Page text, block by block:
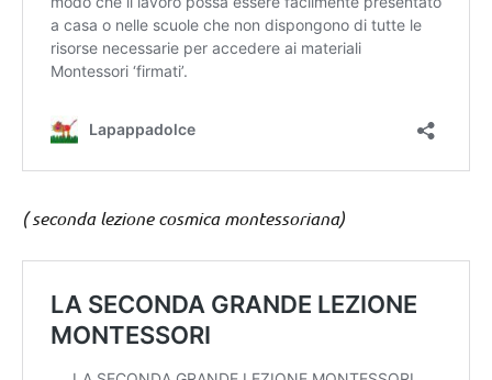
( seconda lezione cosmica montessoriana)